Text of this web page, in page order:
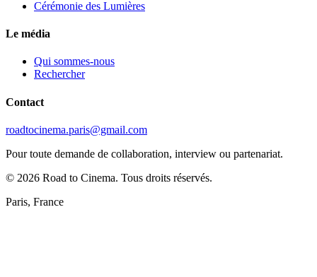
Cérémonie des Lumières
Le média
Qui sommes-nous
Rechercher
Contact
roadtocinema.paris@gmail.com
Pour toute demande de collaboration, interview ou partenariat.
© 2026 Road to Cinema. Tous droits réservés.
Paris, France